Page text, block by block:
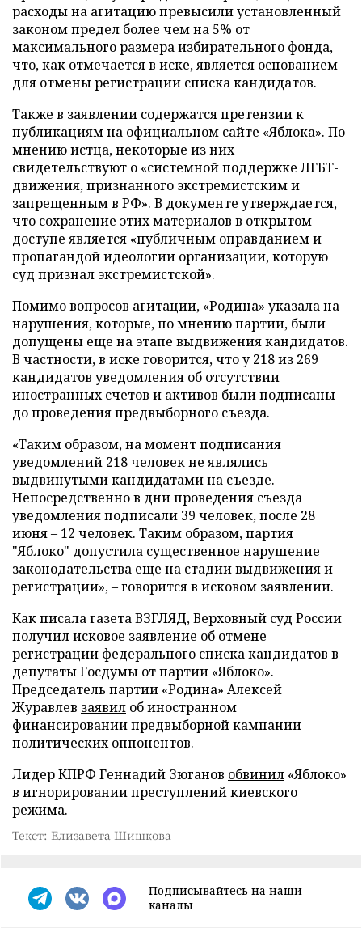
расходы на агитацию превысили установленный
законом предел более чем на 5% от
максимального размера избирательного фонда,
что, как отмечается в иске, является основанием
для отмены регистрации списка кандидатов.
Также в заявлении содержатся претензии к
публикациям на официальном сайте «Яблока». По
мнению истца, некоторые из них
свидетельствуют о «системной поддержке ЛГБТ-
движения, признанного экстремистским и
запрещенным в РФ». В документе утверждается,
что сохранение этих материалов в открытом
доступе является «публичным оправданием и
пропагандой идеологии организации, которую
суд признал экстремистской».
Помимо вопросов агитации, «Родина» указала на
нарушения, которые, по мнению партии, были
допущены еще на этапе выдвижения кандидатов.
В частности, в иске говорится, что у 218 из 269
кандидатов уведомления об отсутствии
иностранных счетов и активов были подписаны
до проведения предвыборного съезда.
«Таким образом, на момент подписания
уведомлений 218 человек не являлись
выдвинутыми кандидатами на съезде.
Непосредственно в дни проведения съезда
уведомления подписали 39 человек, после 28
июня – 12 человек. Таким образом, партия
"Яблоко" допустила существенное нарушение
законодательства еще на стадии выдвижения и
регистрации», – говорится в исковом заявлении.
Как писала газета ВЗГЛЯД, Верховный суд России
получилисковое заявление об отмене
регистрации федерального списка кандидатов в
депутаты Госдумы от партии «Яблоко».
Председатель партии «Родина» Алексей
Журавлев заявил об иностранном
финансировании предвыборной кампании
политических оппонентов.
Лидер КПРФ Геннадий Зюганов обвинил «Яблоко»
в игнорировании преступлений киевского
режима.
Текст: Елизавета Шишкова
Подписывайтесь на наши
каналы